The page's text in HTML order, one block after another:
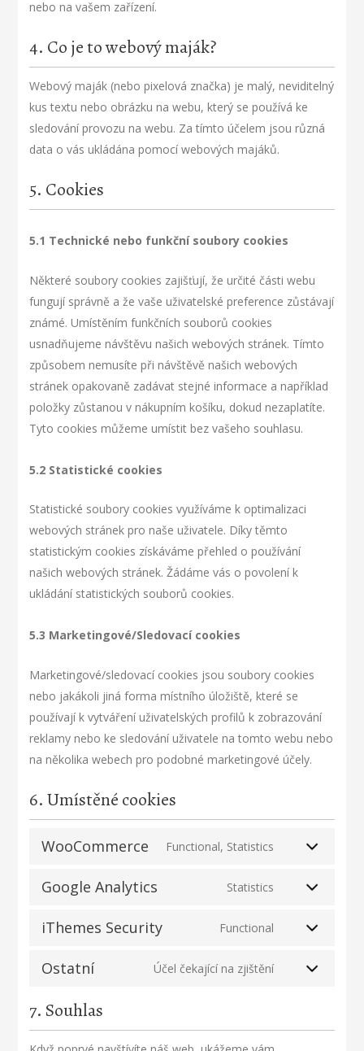
nebo na vašem zařízení.
4. Co je to webový maják?
Webový maják (nebo pixelová značka) je malý, neviditelný
kus textu nebo obrázku na webu, který se používá ke
sledování provozu na webu. Za tímto účelem jsou různá
data o vás ukládána pomocí webových majáků.
5. Cookies
5.1 Technické nebo funkční soubory cookies
Některé soubory cookies zajišťují, že určité části webu
fungují správně a že vaše uživatelské preference zůstávají
známé. Umístěním funkčních souborů cookies
usnadňujeme návštěvu našich webových stránek. Tímto
způsobem nemusíte při návštěvě našich webových
stránek opakovaně zadávat stejné informace a například
položky zůstanou v nákupním košíku, dokud nezaplatíte.
Tyto cookies můžeme umístit bez vašeho souhlasu.
5.2 Statistické cookies
Statistické soubory cookies využíváme k optimalizaci
webových stránek pro naše uživatele. Díky těmto
statistickým cookies získáváme přehled o používání
našich webových stránek. Žádáme vás o povolení k
ukládání statistických souborů cookies.
5.3 Marketingové/Sledovací cookies
Marketingové/sledovací cookies jsou soubory cookies
nebo jakákoli jiná forma místního úložiště, které se
používají k vytváření uživatelských profilů k zobrazování
reklamy nebo ke sledování uživatele na tomto webu nebo
na několika webech pro podobné marketingové účely.
6. Umístěné cookies
WooCommerce Functional, Statistics
Google Analytics Statistics
iThemes Security Functional
Ostatní Účel čekající na zjištění
7. Souhlas